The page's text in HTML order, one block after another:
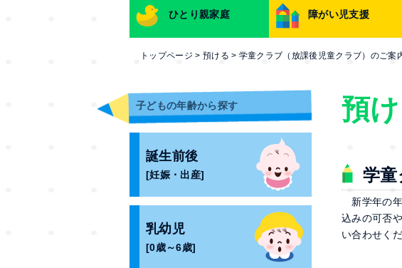
ひとり親家庭 障がい児支援
トップページ > 預ける > 学童クラブ（放課後児童クラブ）のご案
子どもの年齢から探す
誕生前後
[妊娠・出産]
乳幼児
[0歳～6歳]
預
学童
新学年の年
込みの可否
い合わせくだ